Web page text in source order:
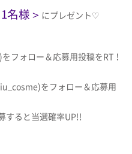
名様＞ にプレゼント♡
フォロー＆応募用投稿をRT！
をフォロー＆応募用
ると当選確率UP!!